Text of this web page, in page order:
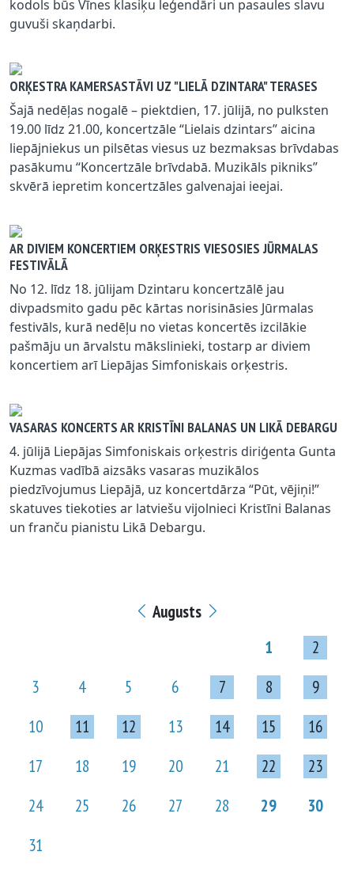
kodols būs Vīnes klasiķu leģendāri un pasaules slavu
guvuši skaņdarbi.
ORĶESTRA KAMERSASTĀVI UZ "LIELĀ DZINTARA" TERASES
Šajā nedēļas nogalē – piektdien, 17. jūlijā, no pulksten
19.00 līdz 21.00, koncertzāle “Lielais dzintars” aicina
liepājniekus un pilsētas viesus uz bezmaksas brīvdabas
pasākumu “Koncertzāle brīvdabā. Muzikāls pikniks”
skvērā iepretim koncertzāles galvenajai ieejai.
AR DIVIEM KONCERTIEM ORĶESTRIS VIESOSIES JŪRMALAS
FESTIVĀLĀ
No 12. līdz 18. jūlijam Dzintaru koncertzālē jau
divpadsmito gadu pēc kārtas norisināsies Jūrmalas
festivāls, kurā nedēļu no vietas koncertēs izcilākie
pašmāju un ārvalstu mākslinieki, tostarp ar diviem
koncertiem arī Liepājas Simfoniskais orķestris.
VASARAS KONCERTS AR KRISTĪNI BALANAS UN LIKĀ DEBARGU
4. jūlijā Liepājas Simfoniskais orķestris diriģenta Gunta
Kuzmas vadībā aizsāks vasaras muzikālos
piedzīvojumus Liepājā, uz koncertdārza “Pūt, vējiņi!”
skatuves tiekoties ar latviešu vijolnieci Kristīni Balanas
un franču pianistu Likā Debargu.
Augusts
1
2
3
4 5 6 7 8
9
10
11 12 13 14 15
16
17
18 19 20 21 22
23
24
25 26 27 28 29
30
31